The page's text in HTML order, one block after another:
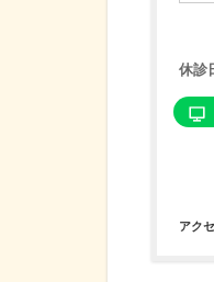
休診
アク